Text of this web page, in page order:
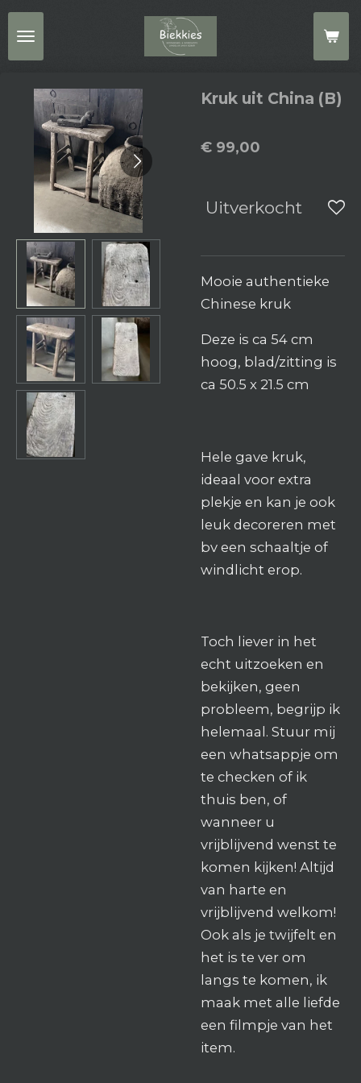
Ga
direct
naar
hoofdinhoud
Kruk uit China (B)
€ 99,00
Uitverkocht
Mooie authentieke
Chinese kruk
Deze is ca 54 cm
hoog, blad/zitting is
ca 50.5 x 21.5 cm
Hele gave kruk,
ideaal voor extra
plekje en kan je ook
leuk decoreren met
bv een schaaltje of
windlicht erop.
Toch liever in het
echt uitzoeken en
bekijken, geen
probleem, begrijp ik
helemaal. Stuur mij
een whatsappje om
te checken of ik
thuis ben, of
wanneer u
vrijblijvend wenst te
komen kijken! Altijd
van harte en
vrijblijvend welkom!
Ook als je twijfelt en
het is te ver om
langs te komen, ik
maak met alle liefde
een filmpje van het
item.